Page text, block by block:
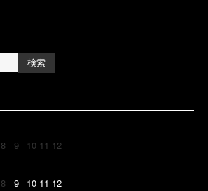
8 9 10 11 12
8 9 10 11 12